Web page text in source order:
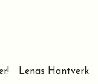
Lenas Hantverk